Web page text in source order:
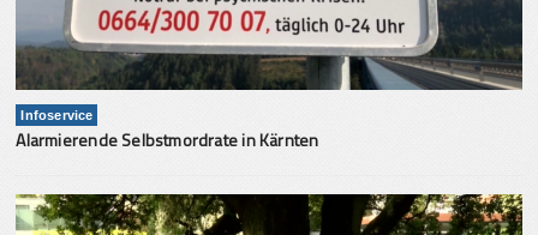
Infoservice
Alarmierende Selbstmordrate in Kärnten